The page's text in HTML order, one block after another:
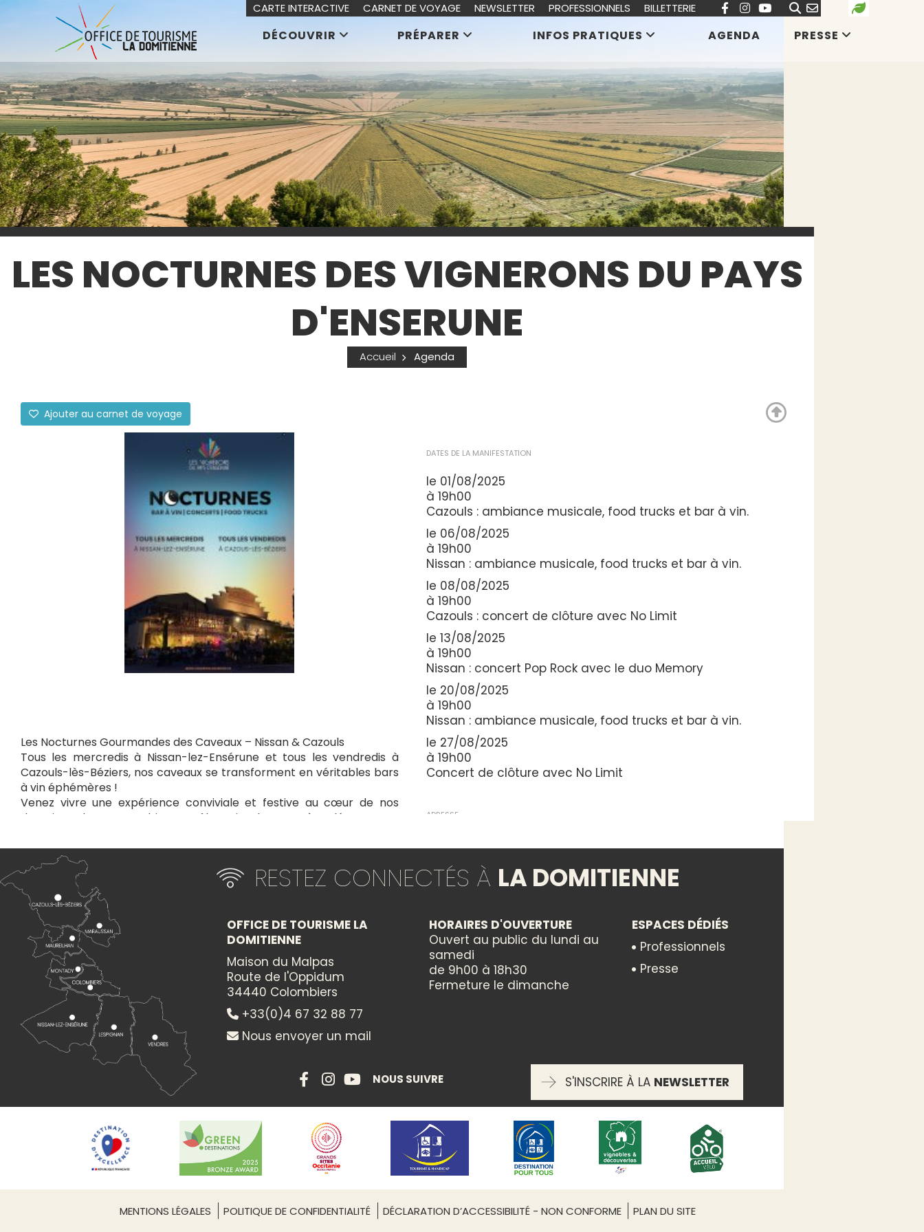
LES NOCTURNES DES VIGNERONS DU PAYS
D'ENSERUNE
Accueil Agenda
Ajouter au carnet de voyage
Les Nocturnes Gourmandes des Caveaux – Nissan & Cazouls
Tous les mercredis à Nissan-lez-Ensérune et tous les vendredis à
Cazouls-lès-Béziers, nos caveaux se transforment en véritables bars
à vin éphémères !
Venez vivre une expérience conviviale et festive au cœur de nos
domaines, dans une ambiance mêlant vins de caractère, découvertes
Au programme :
Dégustation de vins dans une ambiance chaleureuse
Food-trucks partenaires pour éveiller vos papilles
Concerts live ou ambiance musicale pour sublimer votre soirée
Itinéraire vers
LES NOCTURNES DES VIGNERONS DU PAYS
D'ENSERUNE
×
DATES DE LA MANIFESTATION
le 01/08/2025
à 19h00
Cazouls : ambiance musicale, food trucks et bar à vin.
le 06/08/2025
à 19h00
Nissan : ambiance musicale, food trucks et bar à vin.
le 08/08/2025
à 19h00
Cazouls : concert de clôture avec No Limit
le 13/08/2025
à 19h00
Nissan : concert Pop Rock avec le duo Memory
le 20/08/2025
à 19h00
Nissan : ambiance musicale, food trucks et bar à vin.
le 27/08/2025
à 19h00
Concert de clôture avec No Limit
ADRESSE
34440 NISSAN-LEZ-ENSERUNE
MOYENS DE COMMUNICATION
Téléphone fixe :
Site web
Réserver en ligne
GROUPES
Réception groupes : non
TYPES
Concert
DÉCOUVRIR PRÉPARER INFOS PRATIQUES AGENDA PRESSE
CARTE INTERACTIVE CARNET DE VOYAGE NEWSLETTER PROFESSIONNELS BILLETTERIE
RESTEZ CONNECTÉS À LA DOMITIENNE
OFFICE DE TOURISME LA
DOMITIENNE
Maison du Malpas
Route de l'Oppidum
34440 Colombiers
+33(0)4 67 32 88 77
Nous envoyer un mail
HORAIRES D'OUVERTURE
Ouvert au public du lundi au
samedi
de 9h00 à 18h30
Fermeture le dimanche
ESPACES DÉDIÉS
Professionnels
Presse
NOUS SUIVRE S'INSCRIRE À LA NEWSLETTER
MENTIONS LÉGALES POLITIQUE DE CONFIDENTIALITÉ DÉCLARATION D’ACCESSIBILITÉ - NON CONFORME PLAN DU SITE